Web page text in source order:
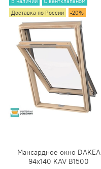
Доставка по России
-20%
Мансардное окно DAKEA
94х140 KAV B1500